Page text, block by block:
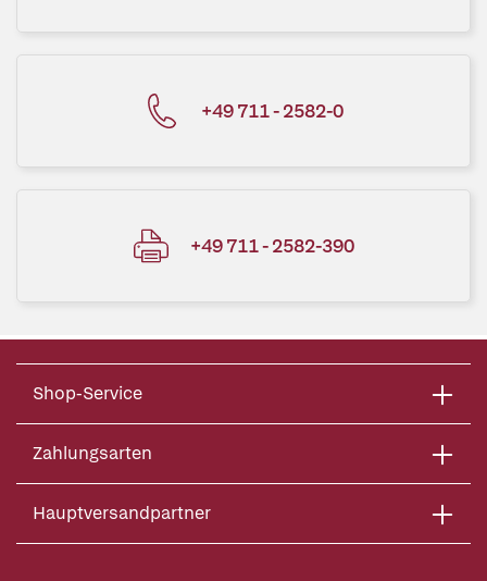
+49 711 - 2582-0
+49 711 - 2582-390
Shop-Service
Zahlungsarten
Hauptversandpartner